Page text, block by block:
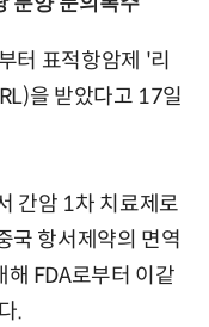
터 표적항암제 '리
을 받았다고 17일
간암 1차 치료제로
국 항서제약의 면역
FDA로부터 이같
.